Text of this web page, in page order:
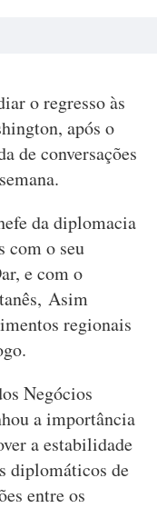
o regresso às
após o
de conversações
da diplomacia
com o seu
e com o
Asim
regionais
Negócios
a importância
a estabilidade
diplomáticos de
entre os